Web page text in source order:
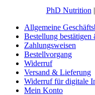
PhD Nutrition |
Allgemeine
Bestellung bestätigen
Zahlungsweisen
Bestellvorgang
Widerruf
Versand & Lieferung
Widerruf für digitale
Mein Konto